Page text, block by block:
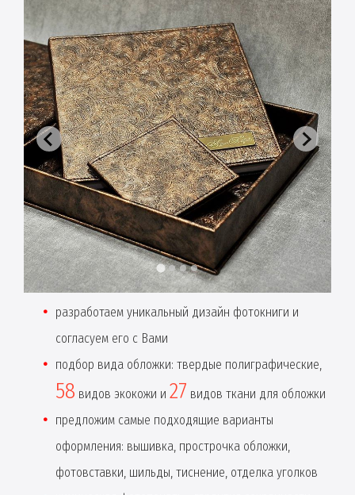
разработаем уникальный дизайн фотокниги и
согласуем его с Вами
подбор вида обложки: твердые полиграфические,
58 видов экокожи и 27 видов ткани для обложки
предложим самые подходящие варианты
оформления: вышивка, прострочка обложки,
фотовставки, шильды, тиснение, отделка уголков